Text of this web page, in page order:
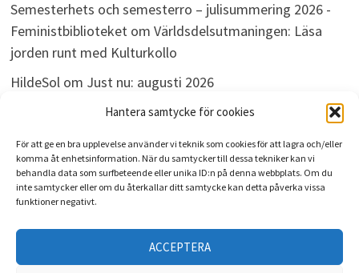
Hantera samtycke för cookies
För att ge en bra upplevelse använder vi teknik som cookies för att lagra och/eller
komma åt enhetsinformation. När du samtycker till dessa tekniker kan vi
behandla data som surfbeteende eller unika ID:n på denna webbplats. Om du
inte samtycker eller om du återkallar ditt samtycke kan detta påverka vissa
funktioner negativt.
ACCEPTERA
Semesterhets och semesterro – julisummering 2026 -
Feministbiblioteketom Världsdelsutmaningen: Läsa
jorden runt med Kulturkollo
HildeSolom Just nu: augusti 2026
omJust nu: augusti 2026
ARKIV